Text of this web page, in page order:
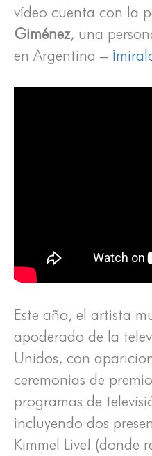
vídeo cuenta con la
Giménez, una
en Argentina –
Este año, el artista
apoderado de la
Unidos, con
ceremonias de
programas de
incluyendo dos
Kimmel Live! (donde